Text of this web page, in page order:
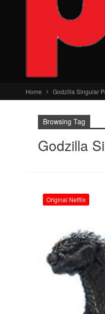
Home Godzilla Singular
Browsing Tag
Godzilla
Original Netflix